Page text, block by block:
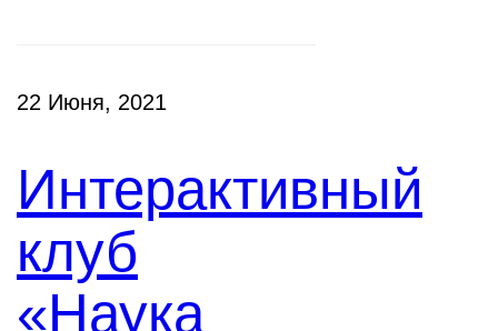
22 Июня, 2021
Интерактивный
клуб
«Наука